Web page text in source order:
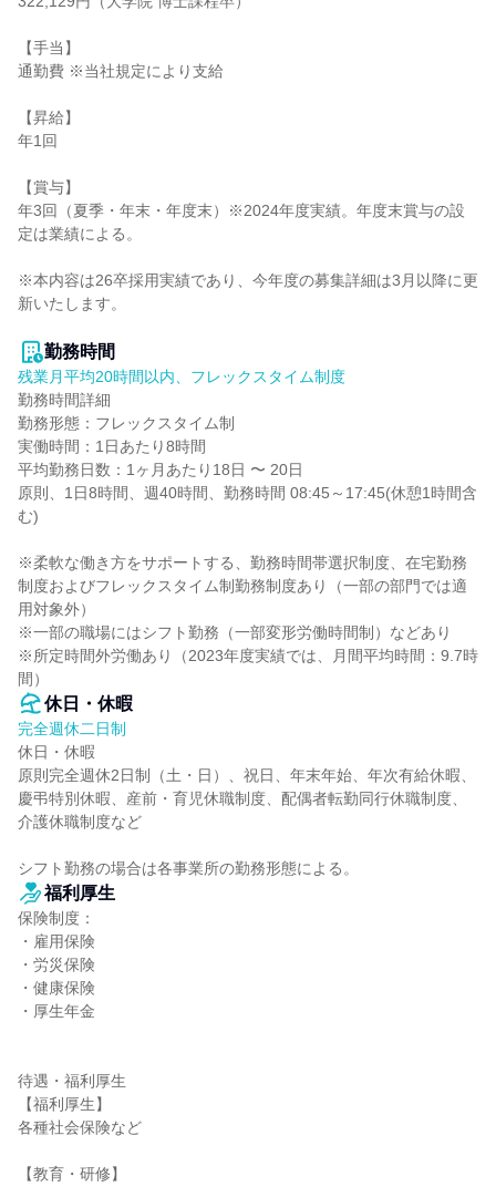
【手当】
通勤費 ※当社規定により支給
【昇給】
年1回
【賞与】
年3回（夏季・年末・年度末）※2024年度実績。年度末賞与の設
定は業績による。
※本内容は26卒採用実績であり、今年度の募集詳細は3月以降に更
新いたします。
勤務時間
残業月平均20時間以内、フレックスタイム制度
勤務時間詳細
勤務形態：フレックスタイム制
実働時間：1日あたり8時間
平均勤務日数：1ヶ月あたり18日 〜 20日
原則、1日8時間、週40時間、勤務時間 08:45～17:45(休憩1時間含
む)
※柔軟な働き方をサポートする、勤務時間帯選択制度、在宅勤務
制度およびフレックスタイム制勤務制度あり（一部の部門では適
用対象外）
※一部の職場にはシフト勤務（一部変形労働時間制）などあり
※所定時間外労働あり（2023年度実績では、月間平均時間：9.7時
間）
休日・休暇
完全週休二日制
休日・休暇
原則完全週休2日制（土・日）、祝日、年末年始、年次有給休暇、
慶弔特別休暇、産前・育児休職制度、配偶者転勤同行休職制度、
介護休職制度など
シフト勤務の場合は各事業所の勤務形態による。
福利厚生
保険制度：
・雇用保険
・労災保険
・健康保険
・厚生年金
待遇・福利厚生
【福利厚生】
各種社会保険など
【教育・研修】